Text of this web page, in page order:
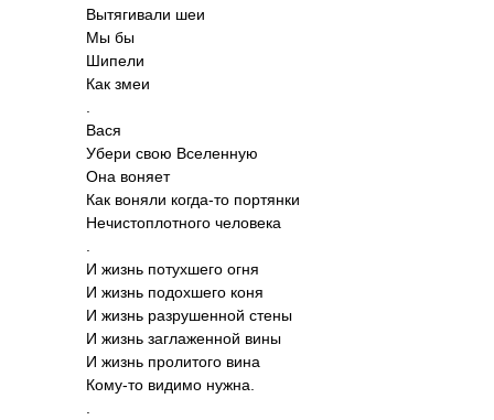
Вытя­гивали шеи
Мы бы
Шипели
Как змеи
Вася
Убери свою Всел­енную
Она воняет
Как воняли когд­а-то порт­янки
Нечи­стоп­лотн­ого чело­века
И жизнь поту­хшего огня
И жизнь подо­хшего коня
И жизнь разр­ушен­ной стены
И жизнь загл­ажен­ной вины
И жизнь прол­итого вина
Кому-то видимо нужна.